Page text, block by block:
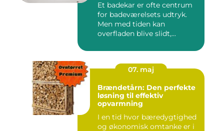
Et badekar er ofte centrum
for badeværelsets udtryk.
Men med tiden kan
overfladen blive slidt,...
07. maj
Brændetårn: Den perfekte
løsning til effektiv
opvarmning
I en tid hvor bæredygtighed
og økonomisk omtanke er i